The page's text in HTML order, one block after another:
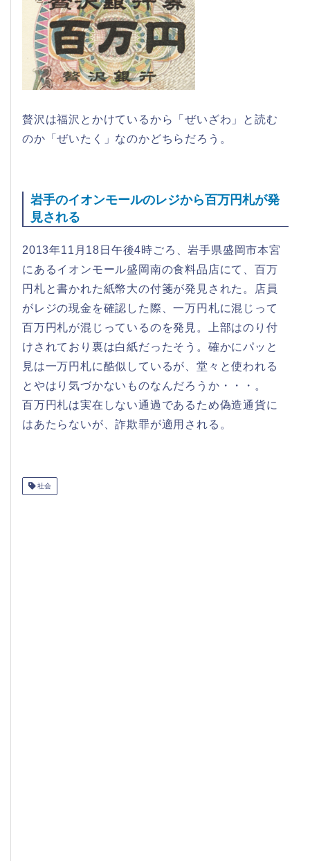
贅沢は福沢とかけているから「ぜいざわ」と読む
のか「ぜいたく」なのかどちらだろう。
岩手のイオンモールのレジから百万円札が発
見される
2013年11月18日午後4時ごろ、岩手県盛岡市本宮
にあるイオンモール盛岡南の食料品店にて、百万
円札と書かれた紙幣大の付箋が発見された。店員
がレジの現金を確認した際、一万円札に混じって
百万円札が混じっているのを発見。上部はのり付
けされており裏は白紙だったそう。確かにパッと
見は一万円札に酷似しているが、堂々と使われる
とやはり気づかないものなんだろうか・・・。
百万円札は実在しない通過であるため偽造通貨に
はあたらないが、詐欺罪が適用される。
社会